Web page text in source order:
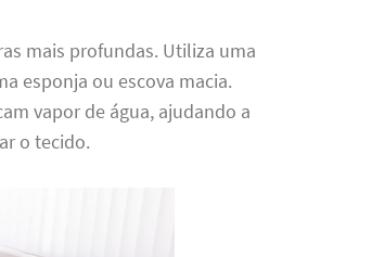
mais profundas. Utiliza uma
esponja ou escova macia.
vapor de água, ajudando a
o tecido.